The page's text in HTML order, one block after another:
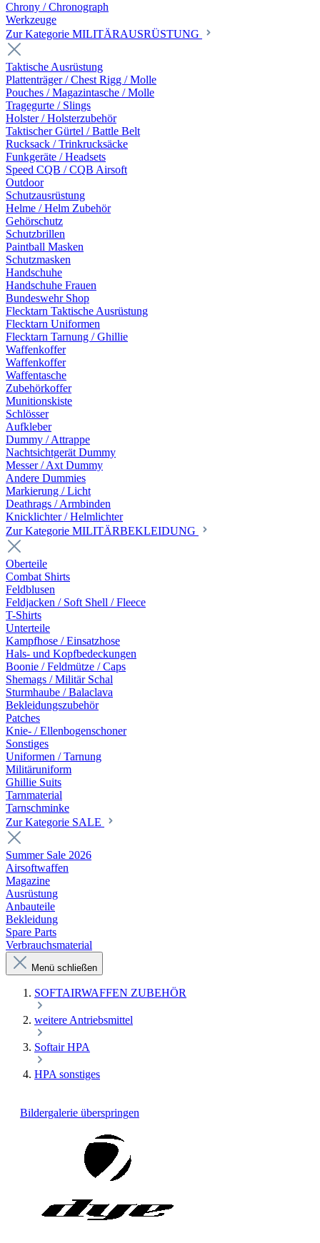
Chrony / Chronograph
Werkzeuge
Zur Kategorie MILITÄRAUSRÜSTUNG
Taktische Ausrüstung
Plattenträger / Chest Rigg / Molle
Pouches / Magazintasche / Molle
Tragegurte / Slings
Holster / Holsterzubehör
Taktischer Gürtel / Battle Belt
Rucksack / Trinkrucksäcke
Funkgeräte / Headsets
Speed CQB / CQB Airsoft
Outdoor
Schutzausrüstung
Helme / Helm Zubehör
Gehörschutz
Schutzbrillen
Paintball Masken
Schutzmasken
Handschuhe
Handschuhe Frauen
Bundeswehr Shop
Flecktarn Taktische Ausrüstung
Flecktarn Uniformen
Flecktarn Tarnung / Ghillie
Waffenkoffer
Waffenkoffer
Waffentasche
Zubehörkoffer
Munitionskiste
Schlösser
Aufkleber
Dummy / Attrappe
Nachtsichtgerät Dummy
Messer / Axt Dummy
Andere Dummies
Markierung / Licht
Deathrags / Armbinden
Knicklichter / Helmlichter
Zur Kategorie MILITÄRBEKLEIDUNG
Oberteile
Combat Shirts
Feldblusen
Feldjacken / Soft Shell / Fleece
T-Shirts
Unterteile
Kampfhose / Einsatzhose
Hals- und Kopfbedeckungen
Boonie / Feldmütze / Caps
Shemags / Militär Schal
Sturmhaube / Balaclava
Bekleidungszubehör
Patches
Knie- / Ellenbogenschoner
Sonstiges
Uniformen / Tarnung
Militäruniform
Ghillie Suits
Tarnmaterial
Tarnschminke
Zur Kategorie SALE
Summer Sale 2026
Airsoftwaffen
Magazine
Ausrüstung
Anbauteile
Bekleidung
Spare Parts
Verbrauchsmaterial
Menü schließen
SOFTAIRWAFFEN ZUBEHÖR
weitere Antriebsmittel
Softair HPA
HPA sonstiges
Bildergalerie überspringen